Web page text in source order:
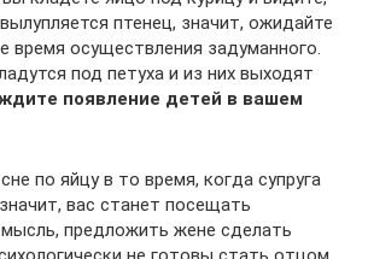
птенец, значит, ожидайте
время осуществления задуманного.
под петуха и из них выходят
появление детей в вашем
по яйцу в то время, когда супруга
вас станет посещать
мысль, предложить жене сделать